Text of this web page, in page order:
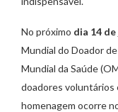
No próximo dia 14
Mundial do Doador
Mundial da Saúde
doadores voluntários
homenagem ocorre